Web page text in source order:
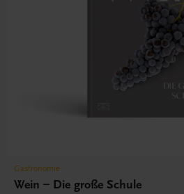
Gastronomie
Wein – Die große Schule